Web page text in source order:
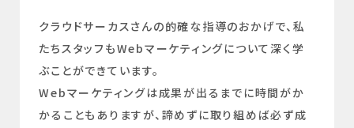
クラウドサーカスさんの的確な指導のおかげで、私
たちスタッフもWebマーケティングについて深く学
ぶことができています。
Webマーケティングは成果が出るまでに時間がか
かることもありますが、諦めずに取り組めば必ず成